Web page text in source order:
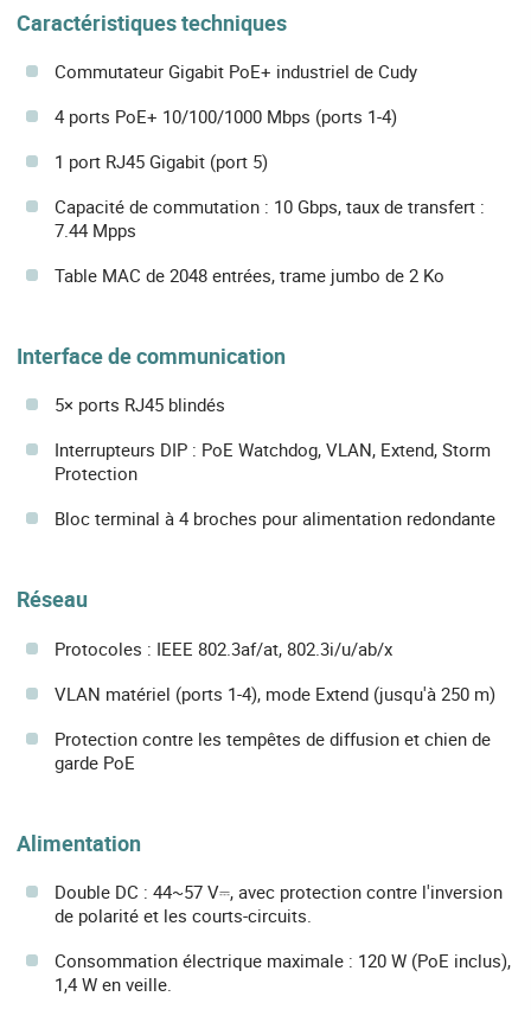
Caractéristiques techniques
Commutateur Gigabit PoE+ industriel de Cudy
4 ports PoE+ 10/100/1000 Mbps (ports 1-4)
1 port RJ45 Gigabit (port 5)
Capacité de commutation : 10 Gbps, taux de transfert :
7.44 Mpps
Table MAC de 2048 entrées, trame jumbo de 2 Ko
Interface de communication
5× ports RJ45 blindés
Interrupteurs DIP : PoE Watchdog, VLAN, Extend, Storm
Protection
Bloc terminal à 4 broches pour alimentation redondante
Réseau
Protocoles : IEEE 802.3af/at, 802.3i/u/ab/x
VLAN matériel (ports 1-4), mode Extend (jusqu'à 250 m)
Protection contre les tempêtes de diffusion et chien de
garde PoE
Alimentation
Double DC : 44~57 V⎓, avec protection contre l'inversion
de polarité et les courts-circuits.
Consommation électrique maximale : 120 W (PoE inclus),
1,4 W en veille.